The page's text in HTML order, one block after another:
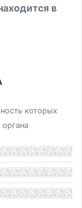
в
которых